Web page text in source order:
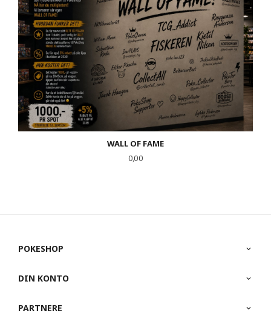
WALL OF FAME
Pris
0,00
POKESHOP
DIN KONTO
PARTNERE